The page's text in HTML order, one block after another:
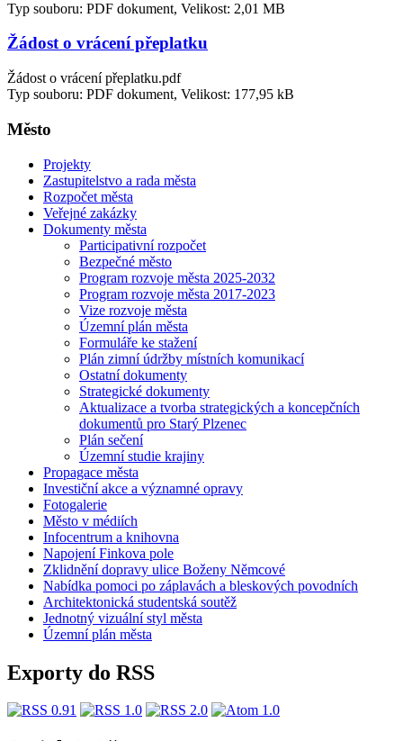
Typ souboru: PDF dokument, Velikost: 2,01 MB
Žádost o vrácení přeplatku
Žádost o vrácení přeplatku.pdf
Typ souboru: PDF dokument, Velikost: 177,95 kB
Město
Projekty
Zastupitelstvo a rada města
Rozpočet města
Veřejné zakázky
Dokumenty města
Participativní rozpočet
Bezpečné město
Program rozvoje města 2025-2032
Program rozvoje města 2017-2023
Vize rozvoje města
Územní plán města
Formuláře ke stažení
Plán zimní údržby místních komunikací
Ostatní dokumenty
Strategické dokumenty
Aktualizace a tvorba strategických a koncepčních
dokumentů pro Starý Plzenec
Plán sečení
Územní studie krajiny
Propagace města
Investiční akce a významné opravy
Fotogalerie
Město v médiích
Infocentrum a knihovna
Napojení Finkova pole
Zklidnění dopravy ulice Boženy Němcové
Nabídka pomoci po záplavách a bleskových povodních
Architektonická studentská soutěž
Jednotný vizuální styl města
Územní plán města
Exporty do RSS